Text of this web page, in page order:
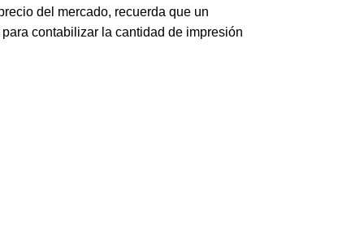
del mercado, recuerda que un
contabilizar la cantidad de impresión